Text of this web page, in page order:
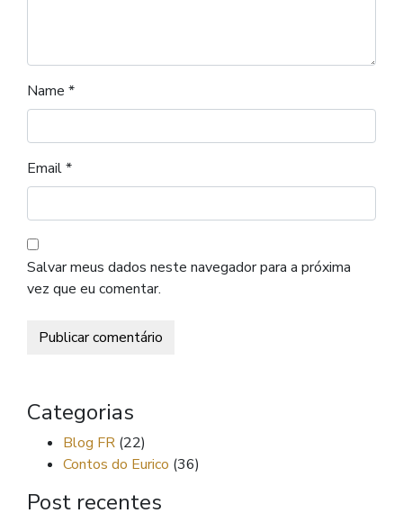
Name *
Email*
Salvar meus dados neste navegador para a próxima
vez que eu comentar.
Categorias
Blog FR (22)
Contos do Eurico (36)
Post recentes